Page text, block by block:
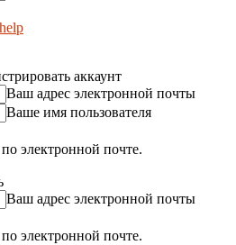
аккаунт
Ваш адрес электронной почты
Ваше имя пользователя
электронной почте.
Ваш адрес электронной почты
электронной почте.